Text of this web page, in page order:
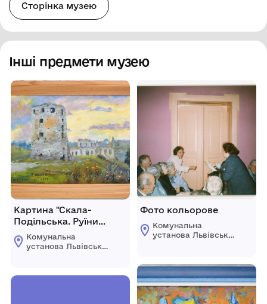
Сторінка музею
Інші предмети музею
Картина "Скала-
Подільська. Руїни
замку"
Комунальна
установа Львівської
меморіальний музей
Фото кольорове
Комунальна
установа Львівської
меморіальний музей
Михайла
Грушевського у
Львові"